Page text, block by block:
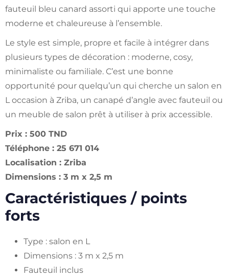
fauteuil bleu canard assorti qui apporte une touche
moderne et chaleureuse à l’ensemble.
Le style est simple, propre et facile à intégrer dans
plusieurs types de décoration : moderne, cosy,
minimaliste ou familiale. C’est une bonne
opportunité pour quelqu’un qui cherche un salon en
L occasion à Zriba, un canapé d’angle avec fauteuil ou
un meuble de salon prêt à utiliser à prix accessible.
Prix : 500 TND
Téléphone : 25 671 014
Localisation : Zriba
Dimensions : 3 m x 2,5 m
Caractéristiques / points
forts
Type : salon en L
Dimensions : 3 m x 2,5 m
Fauteuil inclus